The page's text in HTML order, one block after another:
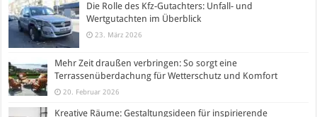
Die Rolle des Kfz-Gutachters: Unfall- und
Wertgutachten im Überblick
23. März 2026
Mehr Zeit draußen verbringen: So sorgt eine
Terrassenüberdachung für Wetterschutz und Komfort
20. Februar 2026
Kreative Räume: Gestaltungsideen für inspirierende